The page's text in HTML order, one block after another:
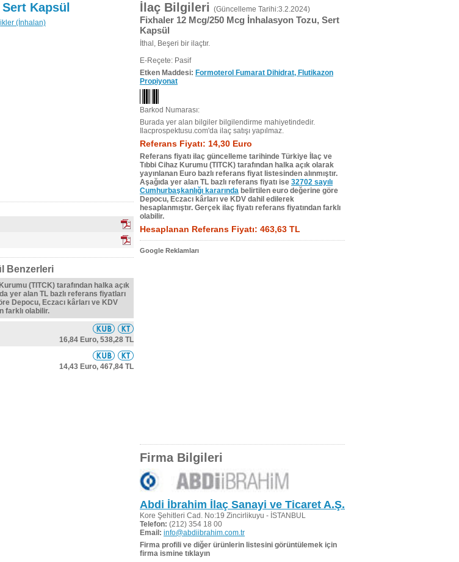
Kapsül
(İnhalan)
Benzerleri
(TITCK) tarafından halka açık
yer alan TL bazlı referans fiyatları
Depocu, Eczacı kârları ve KDV
farklı olabilir.
16,84 Euro, 538,28 TL
14,43 Euro, 467,84 TL
İlaç Bilgileri (Güncelleme Tarihi:3.2.2024)
Fixhaler 12 Mcg/250 Mcg İnhalasyon Tozu, Sert
Kapsül
İthal, Beşeri bir ilaçtır.
E-Reçete: Pasif
Etken Maddesi: Formoterol Fumarat Dihidrat, Flutikazon
Propiyonat
Barkod Numarası:
Burada yer alan bilgiler bilgilendirme mahiyetindedir.
Ilacprospektusu.com'da ilaç satışı yapılmaz.
Referans Fiyatı: 14,30 Euro
Referans fiyatı ilaç güncelleme tarihinde Türkiye İlaç ve
Tıbbi Cihaz Kurumu (TITCK) tarafından halka açık olarak
yayınlanan Euro bazlı referans fiyat listesinden alınmıştır.
Aşağıda yer alan TL bazlı referans fiyatı ise 32702 sayılı
Cumhurbaşkanlığı kararında belirtilen euro değerine göre
Depocu, Eczacı kârları ve KDV dahil edilerek
hesaplanmıştır. Gerçek ilaç fiyatı referans fiyatından farklı
olabilir.
Hesaplanan Referans Fiyatı: 463,63 TL
Google Reklamları
Firma Bilgileri
Abdi İbrahim İlaç Sanayi ve Ticaret A.Ş.
Kore Şehitleri Cad. No:19 Zincirlikuyu - İSTANBUL
Telefon: (212) 354 18 00
Email: info@abdiibrahim.com.tr
Firma profili ve diğer ürünlerin listesini görüntülemek için
firma ismine tıklayın